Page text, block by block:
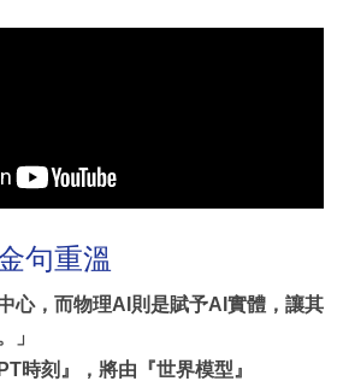
句重溫
心，而物理AI則是賦予AI實體，讓其
」
時刻』，將由『世界模型』